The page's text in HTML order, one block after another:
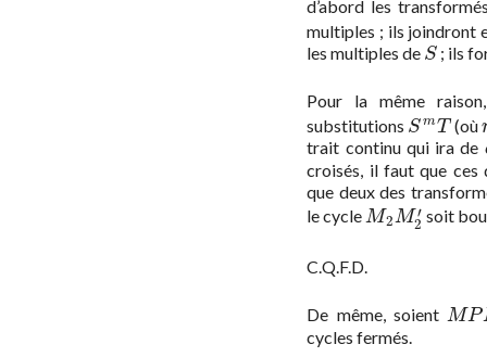
d’abord les
multiples ; ils joindront
les multiples de S
S ; ils
Pour la même
substitutions S mT
SmT (où
trait continu qui ira de
croisés, il faut que ces
que deux des
le cycleM2M ′
2
M2M2′ soit
C.Q.F.D.
De même, soient MP
MP
cycles fermés.